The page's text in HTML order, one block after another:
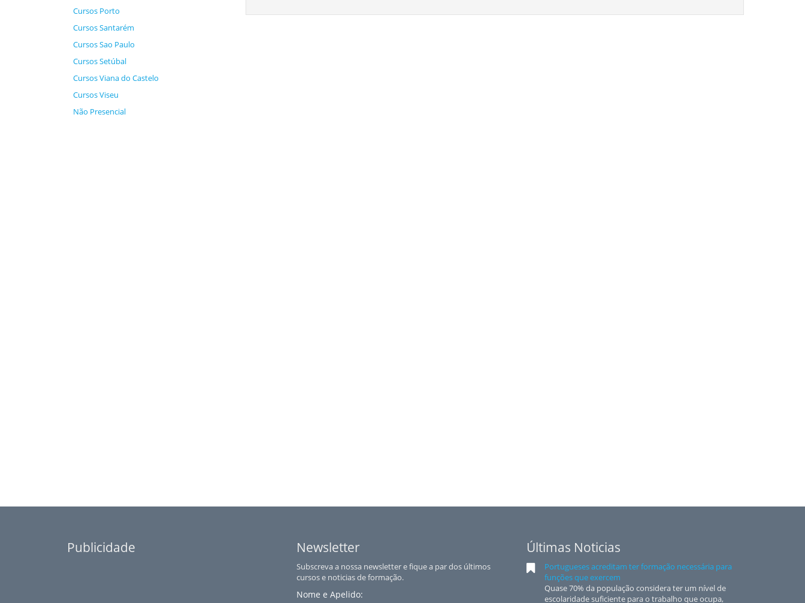
Cursos Porto
Cursos Santarém
Cursos Sao Paulo
Cursos Setúbal
Cursos Viana do Castelo
Cursos Viseu
Não Presencial
Publicidade Newsletter
Subscreva a nossa newsletter e fique a par dos últimos
cursos e noticias de formação.
Nome e Apelido:
Últimas Noticias
Portugueses acreditam ter formação necessária para
funções que exercem
Quase 70% da população considera ter um nível de
escolaridade suficiente para o trabalho que ocupa,